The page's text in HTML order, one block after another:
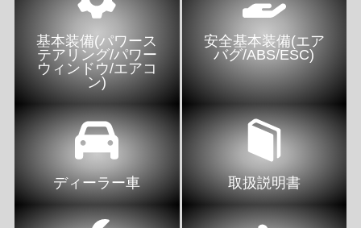
基本装備(パワース
テアリング/パワー
ウィンドウ/エアコ
ン)
安全基本装備(エア
バグ/ABS/ESC)
ディーラー車 取扱説明書